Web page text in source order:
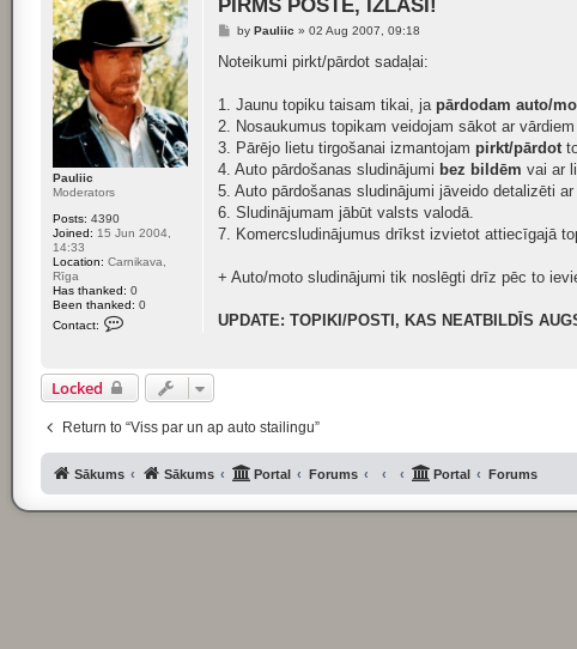
Pauliic
Moderators
Posts: 4390
Joined: 15 Jun 2004,
14:33
Location: Carnikava,
Rīga
Has thanked: 0
Been thanked: 0
Contact:
a
t
a
PIRMS POSTĒ, IZLASI!
P
s
by Pauliic » 02 Aug 2007, 09:18
Noteikumi pirkt/pārdot sadaļai:
1. Jaunu topiku taisam tikai, ja pārdodam auto/
2. Nosaukumus topikam veidojam sākot ar vārdiem
3. Pārējo lietu tirgošanai izmantojam pirkt/pārdot
4. Auto pārdošanas sludinājumi bez bildēm vai ar
5. Auto pārdošanas sludinājumi jāveido detalizēti
6. Sludinājumam jābūt valsts valodā.
7. Komercsludinājumus drīkst izvietot attiecīgajā
+ Auto/moto sludinājumi tik noslēgti drīz pēc to
UPDATE: TOPIKI/POSTI, KAS NEATBILDĪS
Locked
Return to “Viss par un ap auto stailingu”
Sākums Sākums Portal Forums Portal Forums